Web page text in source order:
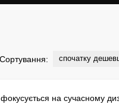
Сортування: спочатку
на сучасному